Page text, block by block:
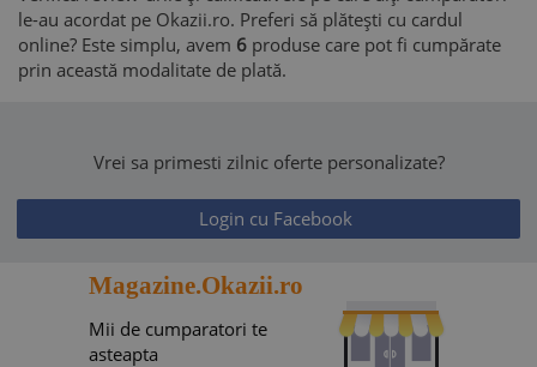
le-au acordat pe Okazii.ro. Preferi să plătești cu cardul
online? Este simplu, avem 6 produse care pot fi cumpărate
prin această modalitate de plată.
Vrei sa primesti zilnic oferte personalizate?
Login cu Facebook
Magazine.Okazii.ro
Mii de cumparatori te
asteapta